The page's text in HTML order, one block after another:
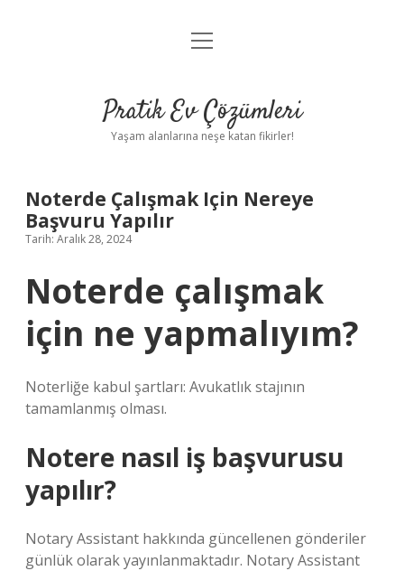
Anasayfa
Yasal Uyarı
menüyü
Pratik Ev Çözümleri
Yaşam alanlarına neşe katan fikirler!
Noterde Çalışmak Için Nereye
Başvuru Yapılır
Tarih: Aralık 28, 2024
Noterde çalışmak
için ne yapmalıyım?
Noterliğe kabul şartları: Avukatlık stajının
tamamlanmış olması.
Notere nasıl iş başvurusu
yapılır?
Notary Assistant hakkında güncellenen gönderiler
günlük olarak yayınlanmaktadır. Notary Assistant